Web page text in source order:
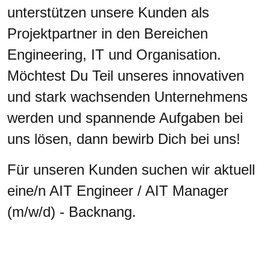
unterstützen unsere Kunden als
Projektpartner in den Bereichen
Engineering, IT und Organisation.
Möchtest Du Teil unseres innovativen
und stark wachsenden Unternehmens
werden und spannende Aufgaben bei
uns lösen, dann bewirb Dich bei uns!
Für unseren Kunden suchen wir aktuell
eine/n AIT Engineer / AIT Manager
(m/w/d) - Backnang.